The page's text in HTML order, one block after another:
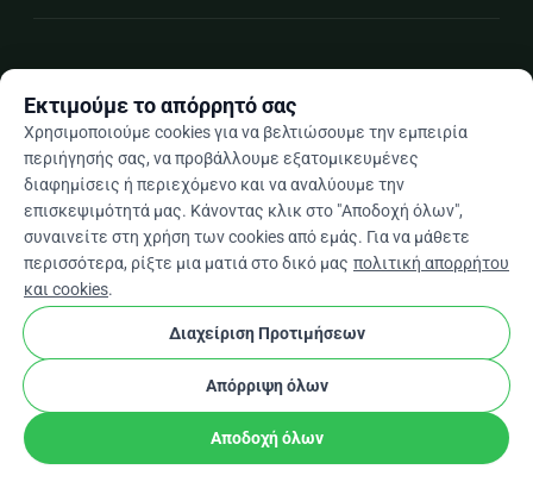
Elarrow_drop_down
★★★★★4,9 / 5 βάσει 500+ κριτικών
© 2012–2026
cookieΡυθμίσεις Cookies
Κατασκευασμένο στην Ευρώπη
Επαληθευμένος Συνεργάτης
Εκτιμούμε το απόρρητό σας
Χρησιμοποιούμε cookies για να βελτιώσουμε την εμπειρία
περιήγησής σας, να προβάλλουμε εξατομικευμένες
διαφημίσεις ή περιεχόμενο και να αναλύουμε την
επισκεψιμότητά μας. Κάνοντας κλικ στο "Αποδοχή όλων",
συναινείτε στη χρήση των cookies από εμάς. Για να μάθετε
περισσότερα, ρίξτε μια ματιά στο δικό μας πολιτική απορρήτου
και cookies.
Διαχείριση Προτιμήσεων
Απόρριψη όλων
Αποδοχή όλων